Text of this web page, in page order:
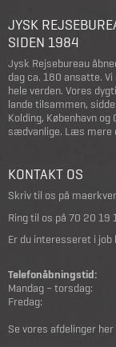
JYSK
SIDEN 1984
Jysk Rejsebureau
dag ca. 180 ansatte.
hele verden. Vores
lande tilsammen,
Kolding, København
sædvanlige. Læs mere
KONTAKT OS
Skriv til os på
Ring til os på 70 20 19
Er du interesseret i
Telefonåbningstid:
Mandag – torsdag:
Fredag:
Se vores afdelinger her